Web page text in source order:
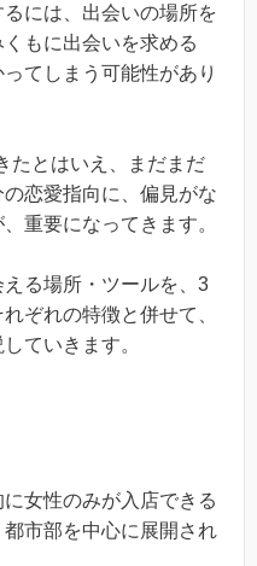
には、出会いの場所を
もに出会いを求める
てしまう可能性があり
たとはいえ、まだまだ
恋愛指向に、偏見がな
重要になってきます。
る場所・ツールを、3
ぞれの特徴と併せて、
ていきます。
女性のみが入店できる
市部を中心に展開され